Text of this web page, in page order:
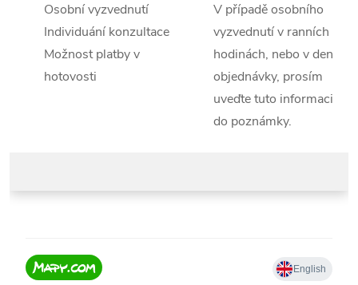
Osobní vyzvednutí
Individuání konzultace
Možnost platby v
hotovosti
V případě osobního
vyzvednutí v ranních
hodinách, nebo v den
objednávky, prosím
uveďte tuto informaci
do poznámky.